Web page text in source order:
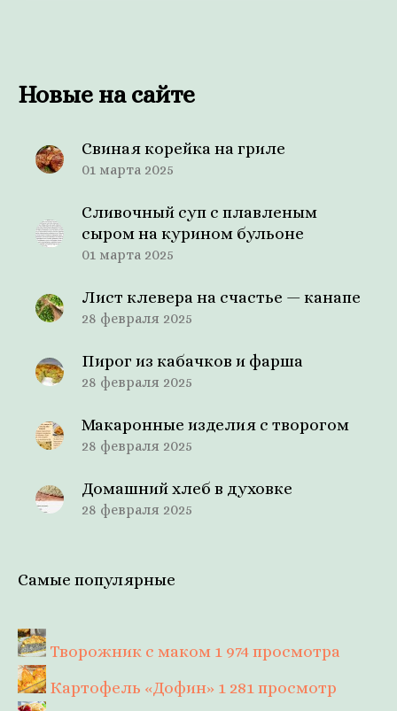
Новые на сайте
Свиная корейка на гриле
01 марта 2025
Сливочный суп с плавленым
сыром на курином бульоне
01 марта 2025
Лист клевера на счастье — канапе
28 февраля 2025
Пирог из кабачков и фарша
28 февраля 2025
Макаронные изделия с творогом
28 февраля 2025
Домашний хлеб в духовке
28 февраля 2025
Самые популярные
Творожник с маком 1 974 просмотра
Картофель «Дофин» 1 281 просмотр